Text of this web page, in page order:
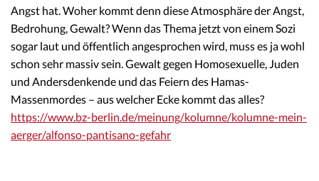
Angst hat. Woher kommt denn diese Atmosphäre der Angst,
Bedrohung, Gewalt? Wenn das Thema jetzt von einem Sozi
sogar laut und öffentlich angesprochen wird, muss es ja wohl
schon sehr massiv sein. Gewalt gegen Homosexuelle, Juden
und Andersdenkende und das Feiern des Hamas-
Massenmordes – aus welcher Ecke kommt das alles?
https://www.bz-berlin.de/meinung/kolumne/kolumne-mein-
aerger/alfonso-pantisano-gefahr